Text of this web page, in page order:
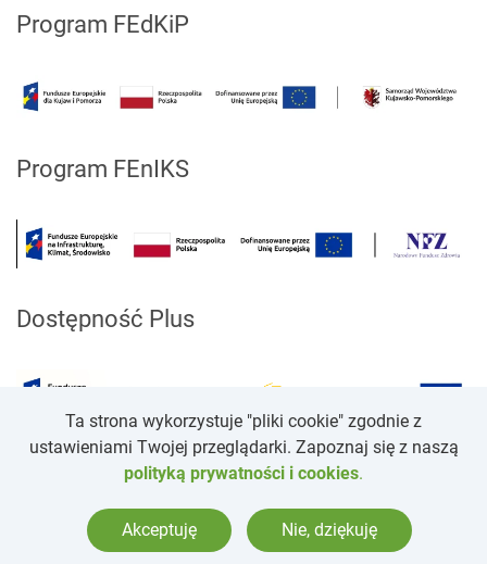
Program FEdKiP
Program FEnIKS
Dostępność Plus
Projekt i realizacja. Strony WCAG dla placówek medycznych
itee.pl
Ta strona wykorzystuje "pliki cookie" zgodnie z
ustawieniami Twojej przeglądarki. Zapoznaj się z naszą
polityką prywatności i cookies.
Akceptuję Nie, dziękuję